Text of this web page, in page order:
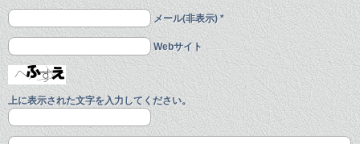
メール(非表示) *
Webサイト
上に表示された文字を入力してください。